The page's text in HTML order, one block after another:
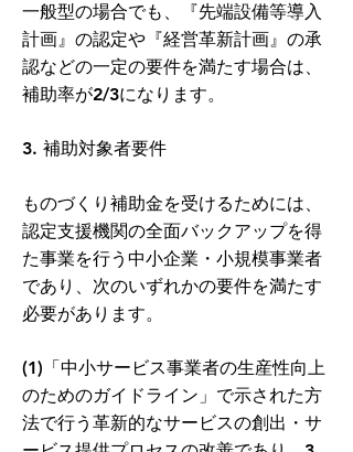
一般型の場合でも、『先端設備等導入
計画』の認定や『経営革新計画』の承
認などの一定の要件を満たす場合は、
補助率が2/3になります。
3. 補助対象者要件
ものづくり補助金を受けるためには、
認定支援機関の全面バックアップを得
た事業を行う中小企業・小規模事業者
であり、次のいずれかの要件を満たす
必要があります。
(1)「中小サービス事業者の生産性向上
のためのガイドライン」で示された方
法で行う革新的なサービスの創出・サ